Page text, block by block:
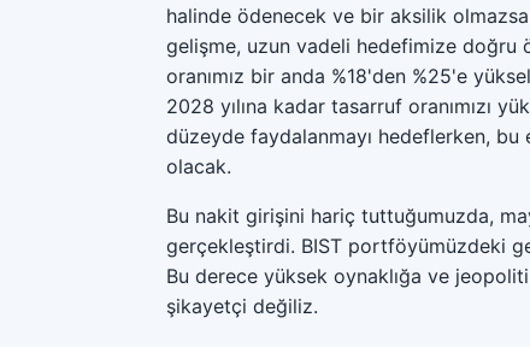
halinde ödenecek ve bir aksilik
gelişme, uzun vadeli hedefimize doğru
oranımız bir anda %18'den %25'e
2028 yılına kadar tasarruf oranımızı
düzeyde faydalanmayı hedeflerken, bu
olacak.
Bu nakit girişini hariç tuttuğumuzda,
gerçekleştirdi. BIST portföyümüzdeki
Bu derece yüksek oynaklığa ve
şikayetçi değiliz.